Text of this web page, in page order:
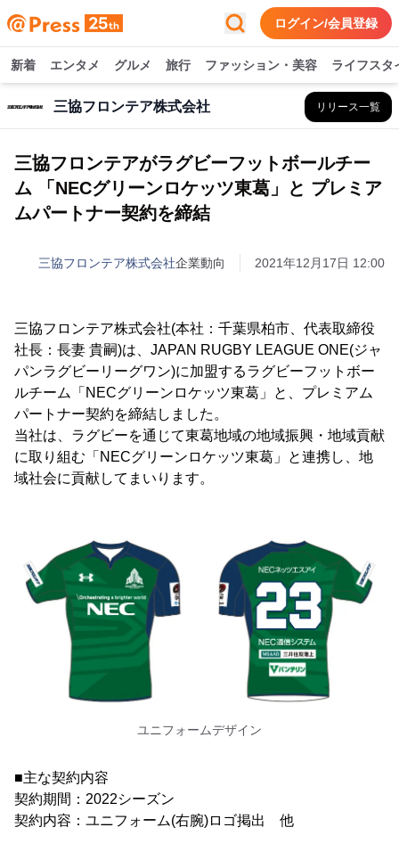
ログイン/会員登録
新着 エンタメ グルメ 旅行 ファッション・美容 ライフスタ
三協フロンテア株式会社 リリース一覧
三協フロンテアがラグビーフットボールチー
ム 「NECグリーンロケッツ東葛」と プレミア
ムパートナー契約を締結
三協フロンテア株式会社企業動向 2021年12月17日 12:00
三協フロンテア株式会社(本社：千葉県柏市、代表取締役
社長：長妻 貴嗣)は、JAPAN RUGBY LEAGUE ONE(ジャ
パンラグビーリーグワン)に加盟するラグビーフットボー
ルチーム「NECグリーンロケッツ東葛」と、プレミアム
パートナー契約を締結しました。
当社は、ラグビーを通じて東葛地域の地域振興・地域貢献
に取り組む「NECグリーンロケッツ東葛」と連携し、地
域社会に貢献してまいります。
ユニフォームデザイン
■主な契約内容
契約期間：2022シーズン
契約内容：ユニフォーム(右腕)ロゴ掲出 他